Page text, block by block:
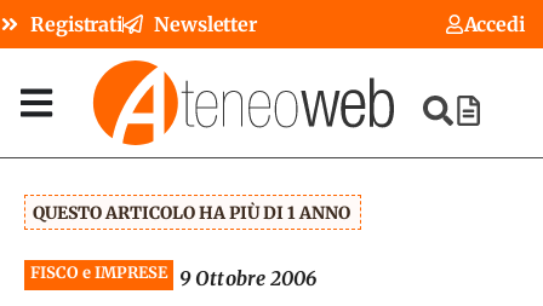
Registrati Newsletter Accedi
QUESTO ARTICOLO HA PIÙ DI 1 ANNO
FISCO e IMPRESE 9 Ottobre 2006